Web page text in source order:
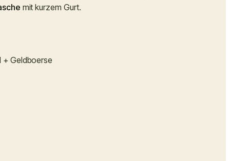
mit kurzem Gurt.
Geldboerse